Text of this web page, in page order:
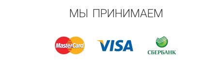
МЫ ПРИНИМАЕМ